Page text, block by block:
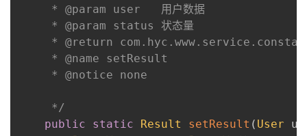
     * @param user   用户数据
     * @param status 状态量
* @return
     * @name setResult
     * @notice none
     */
public
static Result setResult ( User